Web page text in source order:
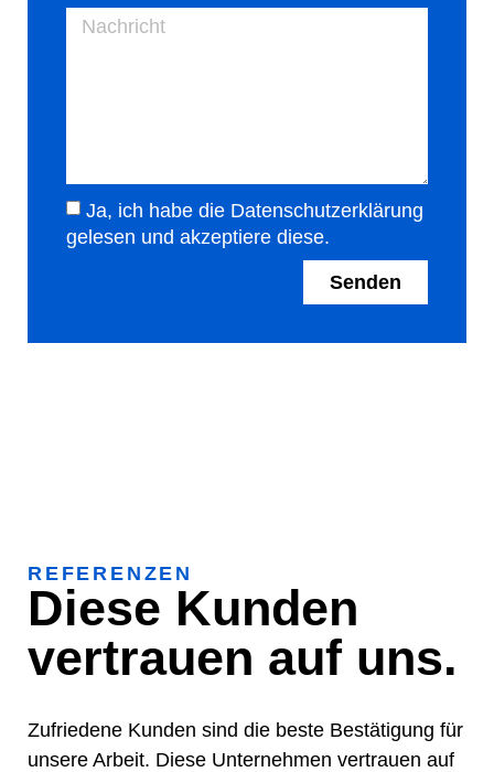
Ja, ich habe die Datenschutzerklärung
gelesen und akzeptiere diese.
Senden
REFERENZEN
Diese Kunden
vertrauen auf uns.
Zufriedene Kunden sind die beste Bestätigung für
unsere Arbeit. Diese Unternehmen vertrauen auf